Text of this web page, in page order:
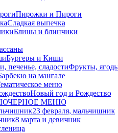
Пирожки и Пироги
Сладкая выпечка
Блины и блинчики
Бургеры и Киши
Фрукты,
на мангале
меню
Новый год и Рождество
ЧЕРНОЕ МЕНЮ
23 февраля, мальчишник
8 марта и девичник